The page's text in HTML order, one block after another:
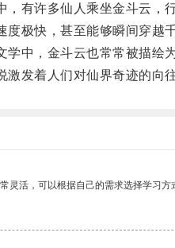
有许多仙人乘坐金斗云，行
极快，甚至能够瞬间穿越千
中，金斗云也常常被描绘为
发着人们对仙界奇迹的向往
灵活，可以根据自己的需求选择学习方